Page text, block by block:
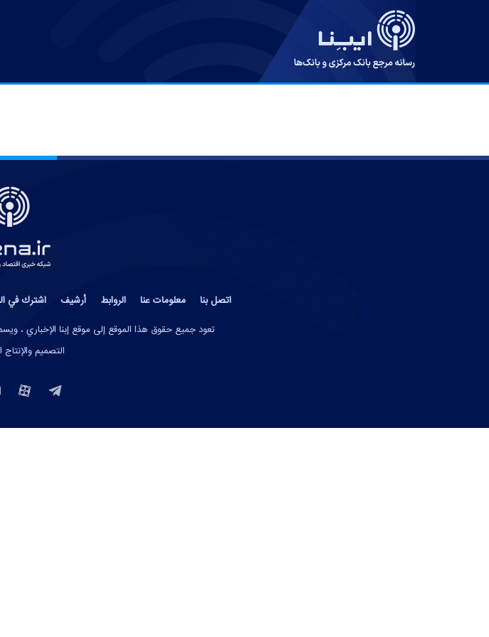
اتصل بنا معلومات عنا الروابط أرشيف اشترك في
تعود جميع حقوق هذا الموقع إلى موقع إبنا الإخباري ،
التصميم والإنتاج